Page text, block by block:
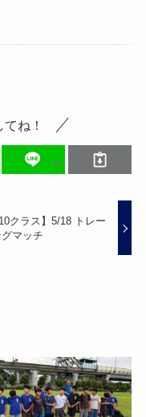
ね！
クラス】5/18 トレー
グマッチ